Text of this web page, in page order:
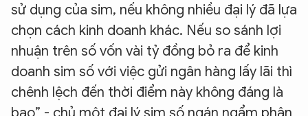
sử dụng của sim, nếu không nhiều đại lý đã lựa
chọn cách kinh doanh khác. Nếu so sánh lợi
nhuận trên số vốn vài tỷ đồng bỏ ra để kinh
doanh sim số với việc gửi ngân hàng lấy lãi thì
chênh lệch đến thời điểm này không đáng là